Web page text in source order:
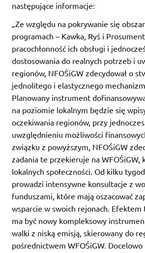
następujące informacje:
„Ze względu na pokrywanie się
programach – Kawka, Ryś i
pracochłonność ich obsługi i
dostosowania do realnych potrzeb i
regionów, NFOŚiGW zdecydował o
jednolitego i elastycznego
Planowany instrument
na poziomie lokalnym będzie się
oczekiwania regionów, przy
uwzględnieniu możliwości
związku z powyższym, NFOŚiGW
zadania te przekieruje na WFOŚiGW,
lokalnych społeczności. Od kilku
prowadzi intensywne konsultacje z
funduszami, które mają oszacować
wsparcie w swoich rejonach. Efektem
ma być nowy kompleksowy
walki z niską emisją, skierowany do
pośrednictwem WFOŚiGW. Docelowo